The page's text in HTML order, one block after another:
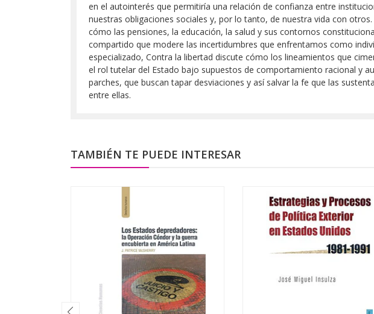
en el autointerés que permitiría una relación de confianza entre
nuestras obligaciones sociales y, por lo tanto, de nuestra vida con
cómo las pensiones, la educación, la salud y sus contornos
compartido que modere las incertidumbres que enfrentamos como
especializado, Contra la libertad discute cómo los lineamientos que
el rol tutelar del Estado bajo supuestos de comportamiento racional y
parches, que buscan tapar desviaciones y así salvar la fe que las
entre ellas.
TAMBIÉN TE PUEDE INTERESAR